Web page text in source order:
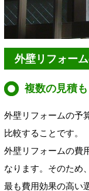
外壁リフォー
複数の見積
外壁リフォームの予
比較することです。
外壁リフォームの費
なります。そのため
最も費用効果の高い